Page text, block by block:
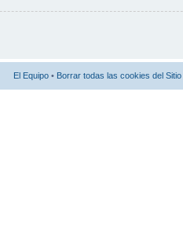
El Equipo • Borrar todas las cookies del Sitio